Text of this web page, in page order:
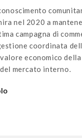
nel 2020 a
campagna di
coordinata
economico
mercato interno.